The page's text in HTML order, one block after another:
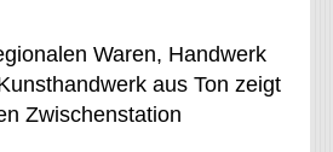
Waren, Handwerk
aus Ton zeigt
Zwischenstation